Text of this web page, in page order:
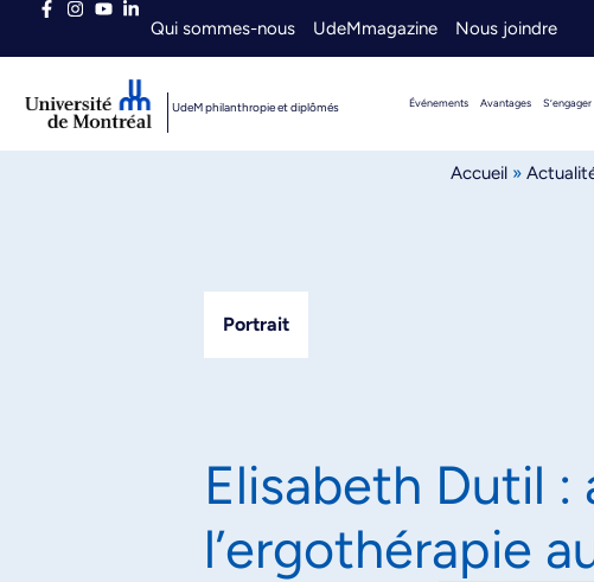
Qui sommes-nous UdeMmagazine Nous joindre
UdeM philanthropie et diplômés Événements Avantages S’engager
Accueil »
Portrait
Elisabeth Dutil
l’ergothérapie